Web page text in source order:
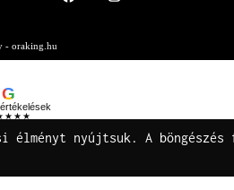
- oraking.hu
G
E.V.